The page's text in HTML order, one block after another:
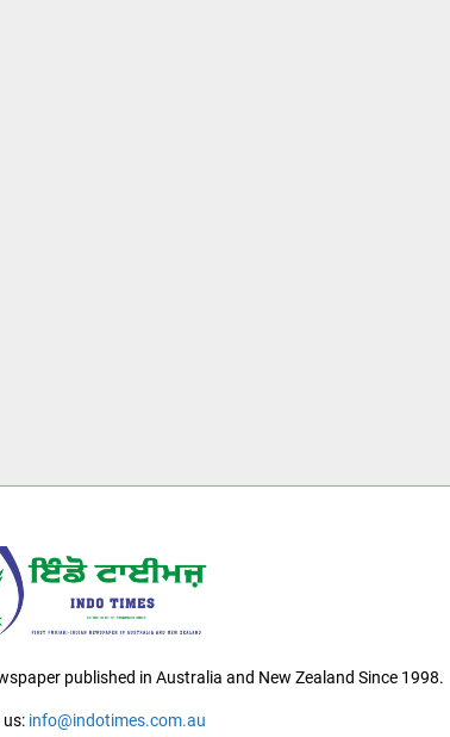
published in Australia and New Zealand Since 1998.
info@indotimes.com.au